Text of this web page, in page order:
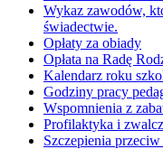
Wykaz zawodów,
świadectwie.
Opłaty za obiady
Opłata na Radę
Kalendarz roku
Godziny pracy
Wspomnienia z
Profilaktyka i
Szczepienia